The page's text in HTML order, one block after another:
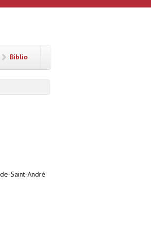
Biblio
Saint-André